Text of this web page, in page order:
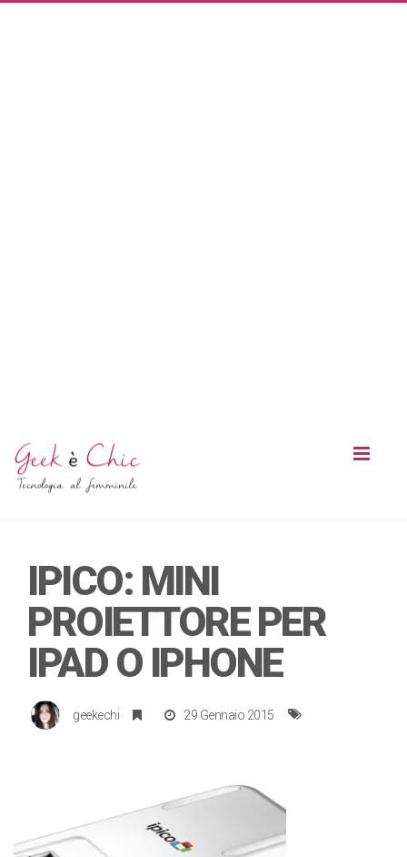
IPICO: MINI
PROIETTORE PER
IPAD O IPHONE
geekechi 29 Gennaio 2015